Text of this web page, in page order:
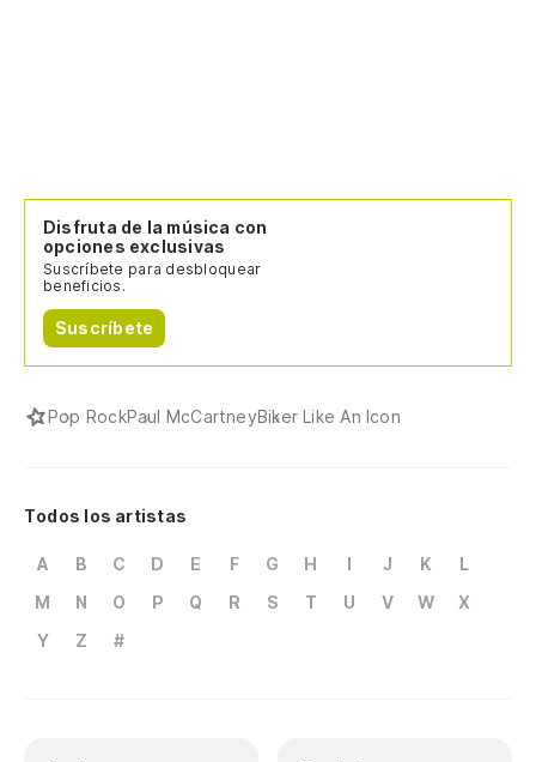
Disfruta de la música con
opciones exclusivas
Suscríbete para desbloquear
beneficios.
Suscríbete
Pop RockPaul McCartneyBiker Like An Icon
Todos los artistas
A B C D E F G H I J K
L
M
N O P Q R S T U V W
X
Y
Z #